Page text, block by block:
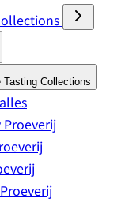
Tasting Collections
Proeverij